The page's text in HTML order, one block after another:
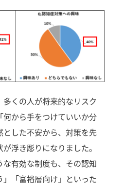
くの人が将来的なリスク
から手をつけていいか分
した不安から、対策を先
浮き彫りになりました。
な有効な制度も、その認知
「富裕層向け」といった